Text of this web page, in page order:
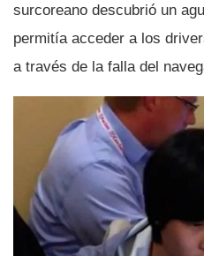
surcoreano descubrió un
permití­a acceder a los
a través de la falla del